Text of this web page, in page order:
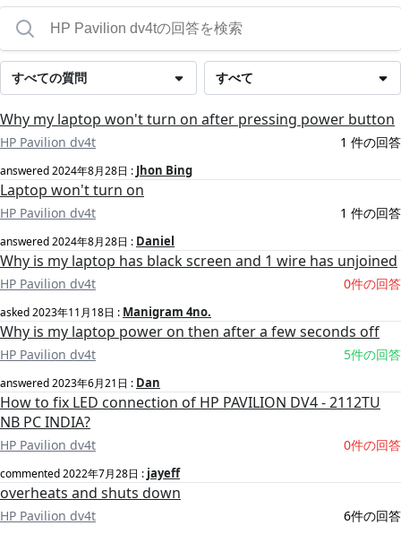
すべて
すべての質問
Why my laptop won't turn on after pressing power button
HP Pavilion dv4t 1 件の回答
answered2024年8月28日 : Jhon Bing
Laptop won't turn on
HP Pavilion dv4t 1 件の回答
answered2024年8月28日 : Daniel
Why is my laptop has black screen and 1 wire has unjoined
HP Pavilion dv4t 0件の回答
asked2023年11月18日 : Manigram 4no.
Why is my laptop power on then after a few seconds off
HP Pavilion dv4t 5件の回答
answered2023年6月21日 : Dan
How to fix LED connection of HP PAVILION DV4 - 2112TU
NB PC INDIA?
HP Pavilion dv4t 0件の回答
commented2022年7月28日 : jayeff
overheats and shuts down
HP Pavilion dv4t 6件の回答